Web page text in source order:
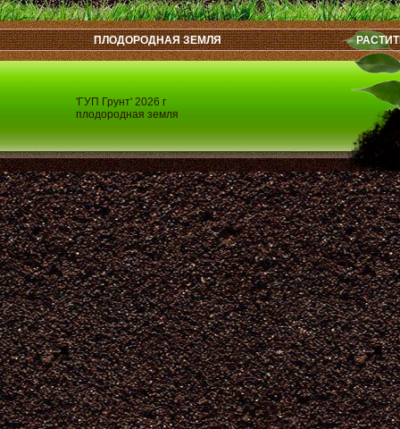
'ГУП Грунт' 2026 г
плодородная земля
ПЛОДОРОДНАЯ ЗЕМЛЯ